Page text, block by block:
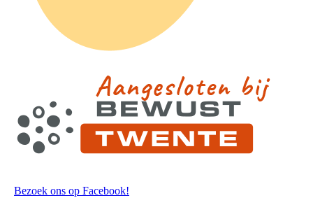
Bezoek ons op Facebook!